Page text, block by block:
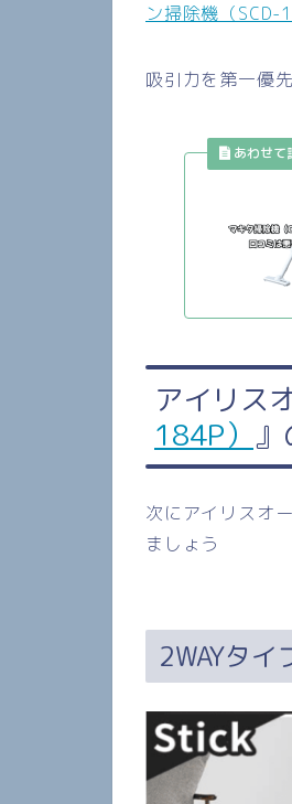
ン掃除機（SCD-
吸引力を第一優
アイリス
184P）
次にアイリスオ
ましょう
2WAYタイ